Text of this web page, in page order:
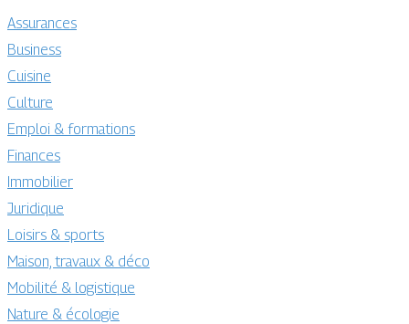
Assurances
Business
Cuisine
Culture
Emploi & formations
Finances
Immobilier
Juridique
Loisirs & sports
Maison, travaux & déco
Mobilité & logistique
Nature & écologie